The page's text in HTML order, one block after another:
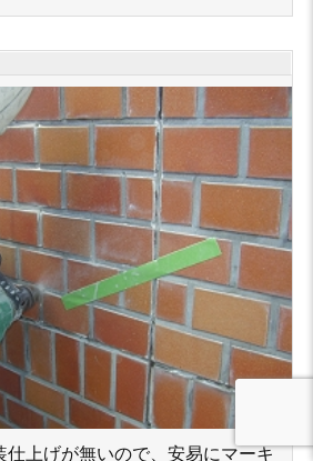
仕上げが無いので、安易にマーキ